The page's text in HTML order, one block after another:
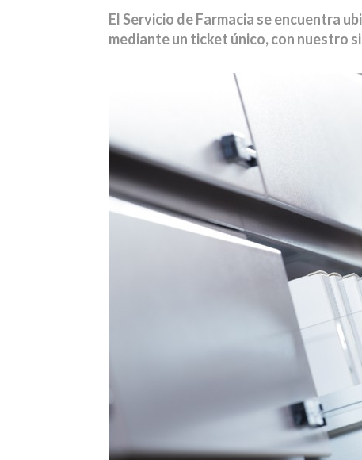
El Servicio de Farmacia se encuentra
mediante un ticket único, con nuestro